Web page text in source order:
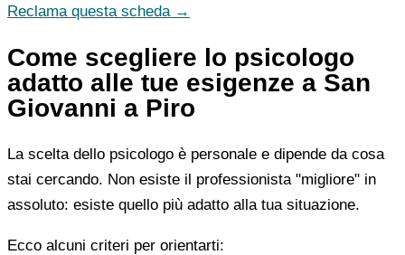
Reclama questa scheda →
Come scegliere lo psicologo
adatto alle tue esigenze a San
Giovanni a Piro
La scelta dello psicologo è personale e dipende da cosa
stai cercando. Non esiste il professionista "migliore" in
assoluto: esiste quello più adatto alla tua situazione.
Ecco alcuni criteri per orientarti: